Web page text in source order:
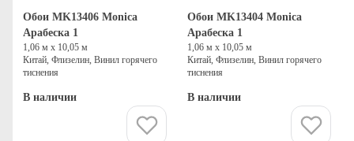
Обои MK13406 Monica
Арабеска 1
1,06 м х 10,05 м
Китай, Флизелин, Винил горячего
тиснения
В наличии
Обои MK13404 Monica
Арабеска 1
1,06 м х 10,05 м
Китай, Флизелин, Винил горячего
тиснения
В наличии